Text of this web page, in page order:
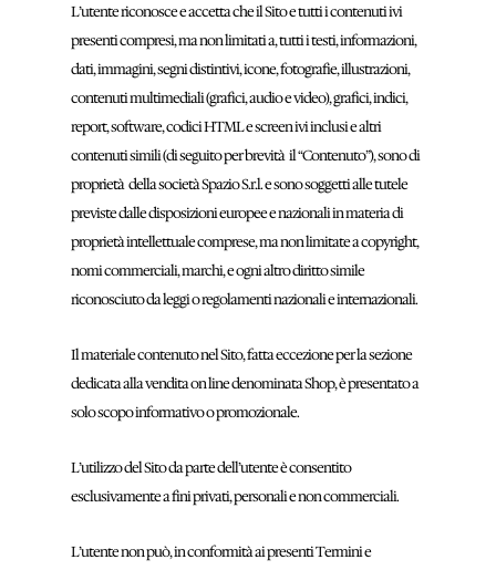
L’utente riconosce e accetta che il Sito e tutti i contenuti ivi
presenti compresi, ma non limitati a, tutti i testi, informazioni,
dati, immagini, segni distintivi, icone, fotografie, illustrazioni,
contenuti multimediali (grafici, audio e video), grafici, indici,
report, software, codici HTML e screen ivi inclusi e altri
contenuti simili (di seguito per brevità il “Contenuto”), sono di
proprietà della società Spazio S.r.l. e sono soggetti alle tutele
previste dalle disposizioni europee e nazionali in materia di
proprietà intellettuale comprese, ma non limitate a copyright,
nomi commerciali, marchi, e ogni altro diritto simile
riconosciuto da leggi o regolamenti nazionali e internazionali.
Il materiale contenuto nel Sito, fatta eccezione per la sezione
dedicata alla vendita on line denominata Shop, è presentato a
solo scopo informativo o promozionale.
L’utilizzo del Sito da parte dell’utente è consentito
esclusivamente a fini privati, personali e non commerciali.
L’utente non può, in conformità ai presenti Termini e